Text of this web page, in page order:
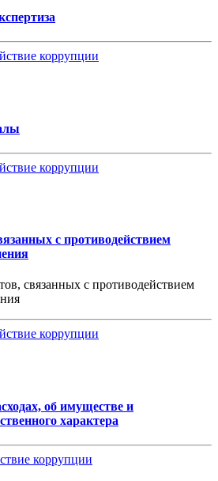
коррупции
коррупции
с противодействием
связанных с противодействием
коррупции
об имуществе и
характера
коррупции